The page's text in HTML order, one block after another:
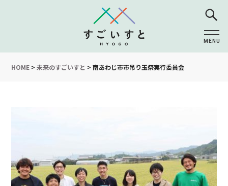
HOME >未来のすごいすと >南あわじ市市吊り玉祭実行委員会
MENU